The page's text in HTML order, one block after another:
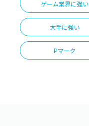
ゲーム業界に強い
大手に強い
Pマーク